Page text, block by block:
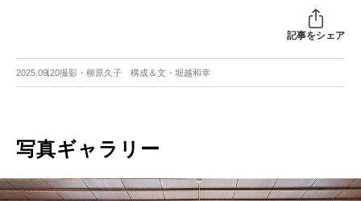
記事をシェア
2025.09.20撮影・柳原久子 構成＆文・堀越和幸
写真ギャラリー